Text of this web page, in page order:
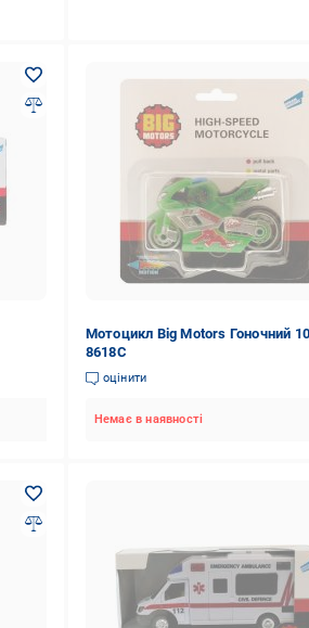
Мотоцикл Big Motors Гоночний
8618C
оцінити
Немає в наявності